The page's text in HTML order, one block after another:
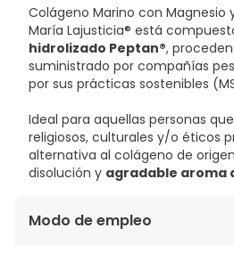
Colágeno Marino con Magnesio
María Lajusticia® está
hidrolizado Peptan®,
suministrado por compañías
por sus prácticas sostenibles
Ideal para aquellas personas
religiosos, culturales y/o éticos
alternativa al colágeno de
disolución y agradable aroma
Modo de empleo